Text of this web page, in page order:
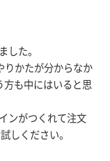
した。
りかたが分からなか
方も中にはいると思
ンがつくれて注文
しください。